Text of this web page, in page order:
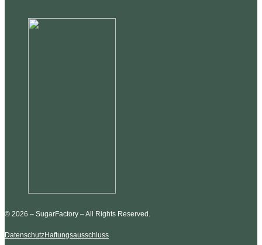
© 2026 – SugarFactory – All Rights Reserved.
DatenschutzHaftungsausschluss